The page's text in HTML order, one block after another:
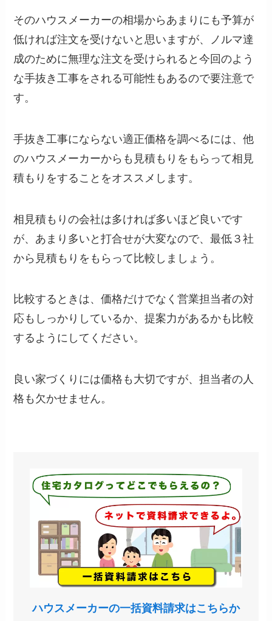
そのハウスメーカーの相場からあまりにも予算が
低ければ注文を受けないと思いますが、ノルマ達
成のために無理な注文を受けられると今回のよう
な手抜き工事をされる可能性もあるので要注意で
す。
手抜き工事にならない適正価格を調べるには、他
のハウスメーカーからも見積もりをもらって相見
積もりをすることをオススメします。
相見積もりの会社は多ければ多いほど良いです
が、あまり多いと打合せが大変なので、最低３社
から見積もりをもらって比較しましょう。
比較するときは、価格だけでなく営業担当者の対
応もしっかりしているか、提案力があるかも比較
するようにしてください。
良い家づくりには価格も大切ですが、担当者の人
格も欠かせません。
ハウスメーカーの一括資料請求はこちらか